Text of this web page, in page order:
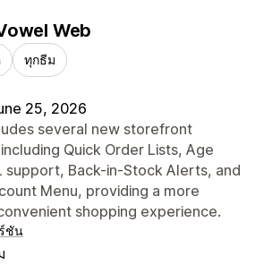
Web
ทุกธีม
25, 2026
several new storefront
Quick Order Lists, Age
support, Back-in-Stock Alerts, and
Menu, providing a more
shopping experience.
ชัน